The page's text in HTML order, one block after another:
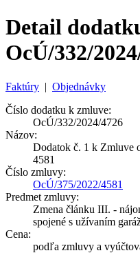
Detail
OcÚ/332/
Faktúry | Objednávky
Číslo dodatku k zmluve:
OcÚ/332/2024/4726
Názov:
Dodatok č. 1 k Zmluve
4581
Číslo zmluvy:
OcÚ/375/2022/4581
Predmet zmluvy:
Zmena článku III. -
spojené s užívaním
Cena:
podľa zmluvy a